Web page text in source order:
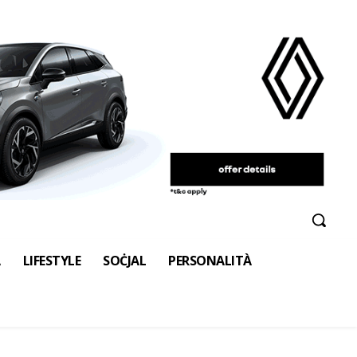
LIFESTYLE SOĊJAL PERSONALITÀ